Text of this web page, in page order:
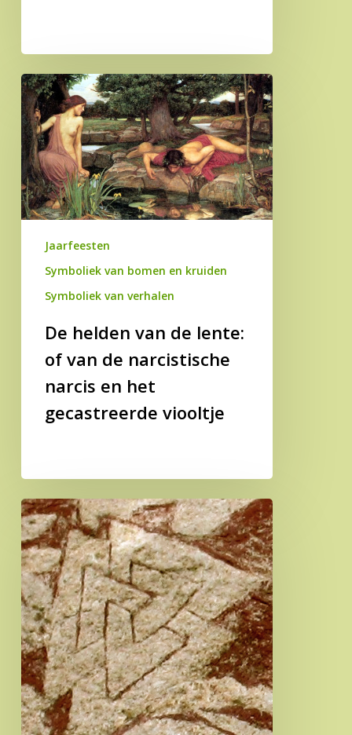
de
Lia
Fail
De
helden
van
de
lente:
of
van
narcistische
narcis
gecastreerde
Jaarfeesten
Symboliek van bomen en kruiden
Symboliek van verhalen
De helden van de lente:
of van de narcistische
narcis en het
gecastreerde viooltje
Valknutr:
knoop
van
de
gevallene
of
moedig
hart
van
Hrungnir